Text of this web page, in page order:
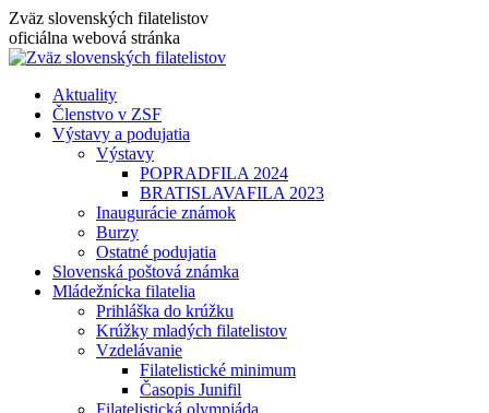
Skip
to
content
Zväz slovenských filatelistov
oficiálna webová stránka
Aktuality
Členstvo v ZSF
Výstavy a podujatia
Výstavy
POPRADFILA 2024
BRATISLAVAFILA 2023
Inaugurácie známok
Burzy
Ostatné podujatia
Slovenská poštová známka
Mládežnícka filatelia
Prihláška do krúžku
Krúžky mladých filatelistov
Vzdelávanie
Filatelistické minimum
Časopis Junifil
Filatelistická olympiáda